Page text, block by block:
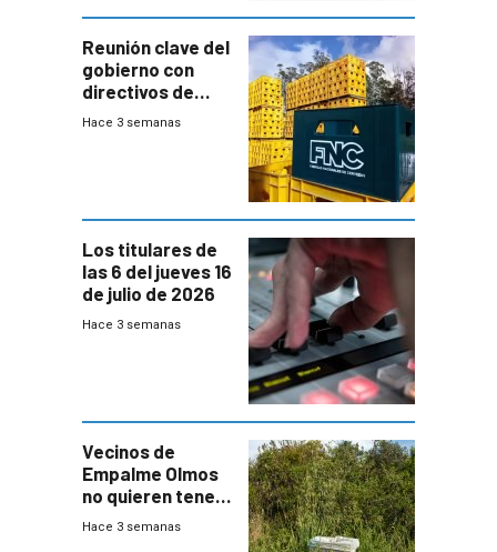
Reunión clave del
gobierno con
directivos de
Fábricas
Hace 3 semanas
Los titulares de
las 6 del jueves 16
de julio de 2026
Hace 3 semanas
Vecinos de
Empalme Olmos
no quieren tener
cerca una planta
Hace 3 semanas